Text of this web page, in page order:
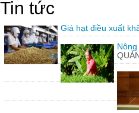
Tin tức
Giá hạt điều xuất